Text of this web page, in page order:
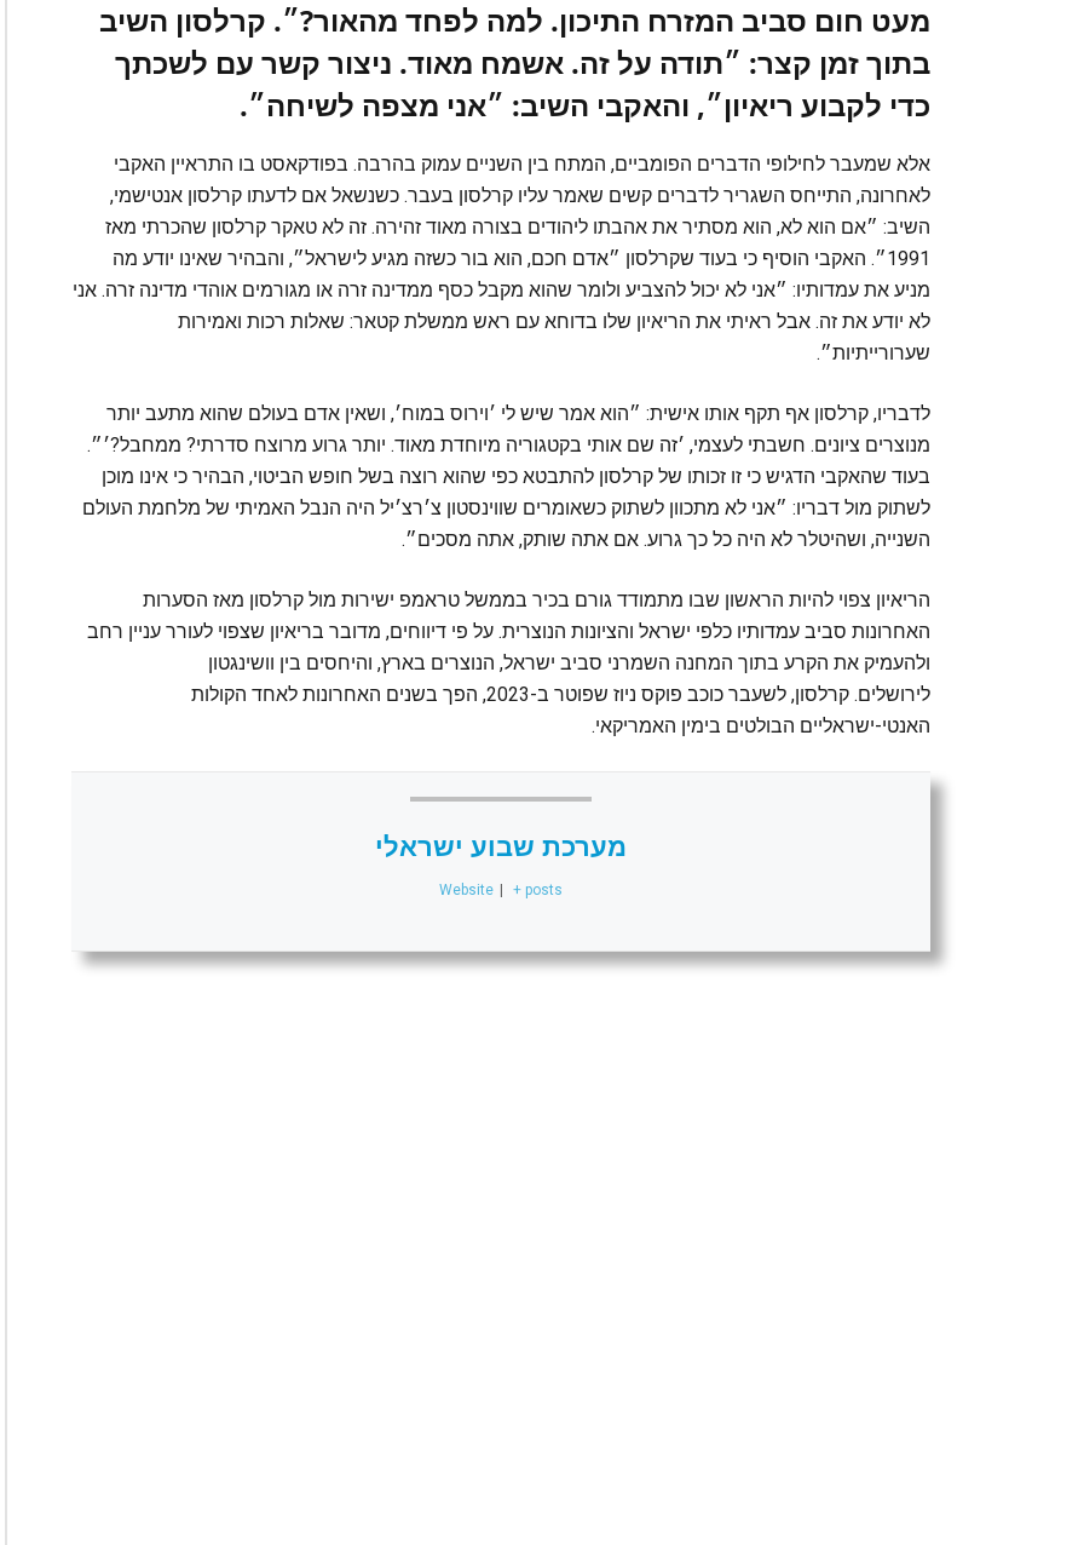
מעט חום סביב המזרח התיכון. למה לפחד מהאור?״. קרלסון השיב
בתוך זמן קצר: ״תודה על זה. אשמח מאוד. ניצור קשר עם לשכתך
כדי לקבוע ריאיון״, והאקבי השיב: ״אני מצפה לשיחה״.
אלא שמעבר לחילופי הדברים הפומביים, המתח בין השניים עמוק בהרבה. בפודקאסט בו התראיין האקבי
לאחרונה, התייחס השגריר לדברים קשים שאמר עליו קרלסון בעבר. כשנשאל אם לדעתו קרלסון אנטישמי,
השיב: ״אם הוא לא, הוא מסתיר את אהבתו ליהודים בצורה מאוד זהירה. זה לא טאקר קרלסון שהכרתי מאז
1991״. האקבי הוסיף כי בעוד שקרלסון ״אדם חכם, הוא בור כשזה מגיע לישראל״, והבהיר שאינו יודע מה
מניע את עמדותיו: ״אני לא יכול להצביע ולומר שהוא מקבל כסף ממדינה זרה או מגורמים אוהדי מדינה זרה. אני
לא יודע את זה. אבל ראיתי את הריאיון שלו בדוחא עם ראש ממשלת קטאר: שאלות רכות ואמירות
שערורייתיות״.
לדבריו, קרלסון אף תקף אותו אישית: ״הוא אמר שיש לי ׳וירוס במוח׳, ושאין אדם בעולם שהוא מתעב יותר
מנוצרים ציונים. חשבתי לעצמי, ׳זה שם אותי בקטגוריה מיוחדת מאוד. יותר גרוע מרוצח סדרתי? ממחבל?׳״.
בעוד שהאקבי הדגיש כי זו זכותו של קרלסון להתבטא כפי שהוא רוצה בשל חופש הביטוי, הבהיר כי אינו מוכן
לשתוק מול דבריו: ״אני לא מתכוון לשתוק כשאומרים שווינסטון צ׳רצ׳יל היה הנבל האמיתי של מלחמת העולם
השנייה, ושהיטלר לא היה כל כך גרוע. אם אתה שותק, אתה מסכים״.
הריאיון צפוי להיות הראשון שבו מתמודד גורם בכיר בממשל טראמפ ישירות מול קרלסון מאז הסערות
האחרונות סביב עמדותיו כלפי ישראל והציונות הנוצרית. על פי דיווחים, מדובר בריאיון שצפוי לעורר עניין רחב
ולהעמיק את הקרע בתוך המחנה השמרני סביב ישראל, הנוצרים בארץ, והיחסים בין וושינגטון
לירושלים. קרלסון, לשעבר כוכב פוקס ניוז שפוטר ב-2023, הפך בשנים האחרונות לאחד הקולות
האנטי-ישראליים הבולטים בימין האמריקאי.
מערכת שבוע ישראלי
Website + posts